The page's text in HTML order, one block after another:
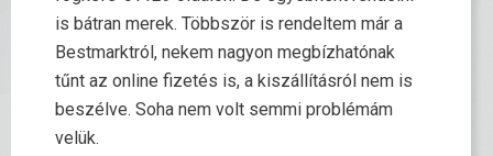
is bátran merek. Többször is rendeltem már a
Bestmarktról, nekem nagyon megbízhatónak
tűnt az online fizetés is, a kiszállításról nem is
beszélve. Soha nem volt semmi problémám
velük.